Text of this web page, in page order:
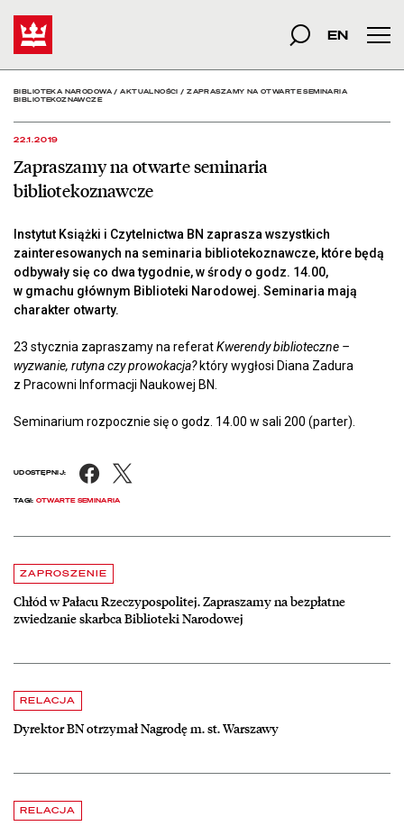
Zapraszamy na otwarte
szukana fraza
Szukaj
EN
BIBLIOTEKA NARODOWA/AKTUALNOŚCI /ZAPRASZAMY NA OTWARTE SEMINARIA
BIBLIOTEKOZNAWCZE
22.1.2019
Zapraszamy na otwarte seminaria
bibliotekoznawcze
Instytut Książki i Czytelnictwa BN zaprasza wszystkich
zainteresowanych na seminaria bibliotekoznawcze, które będą
odbywały się co dwa tygodnie, w środy o godz. 14.00,
w gmachu głównym Biblioteki Narodowej. Seminaria mają
charakter otwarty.
23 stycznia zapraszamy na referatKwerendy biblioteczne –
wyzwanie, rutyna czy prowokacja?który wygłosi Diana Zadura
z Pracowni Informacji Naukowej BN.
Seminarium rozpocznie się o godz. 14.00 w sali 200 (parter).
UDOSTĘPNIJ: Facebook
TAGI: OTWARTE SEMINARIA
Aktualności
ZAPROSZENIE
Chłód w Pałacu Rzeczypospolitej. Zapraszamy na bezpłatne
zwiedzanie skarbca Biblioteki Narodowej
czytaj więcej o Chłód w Pałacu Rzeczypospolitej. Zapraszamy na
RELACJA
Dyrektor BN otrzymał Nagrodę m. st. Warszawy
czytaj więcej o Dyrektor BN otrzymał Nagrodę m. st. Warszawy
RELACJA
czytaj więcej o Hortensje i kalina zdobią otoczenie Biblioteki